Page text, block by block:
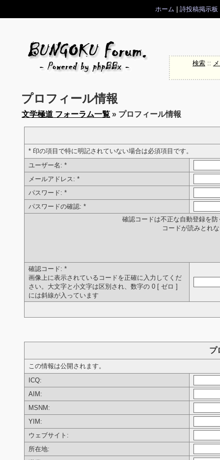
ホーム 詩投稿掲示板
検索::
プロフィール情報
文学極道 フォーラム一覧 » プロフィール情報
* 印の項目で特に明記されていない場合は必須項目です。
ユーザー名: *
メールアドレス: *
パスワード: *
パスワードの確認: *
確認コードは不正な自動登録を
コードが読みとれ
確認コード: *
画像上に表示されているコードを正確に入力してくだ
さい。大文字と小文字は区別され、数字の 0 [ ゼロ ]
には斜線が入っています
プ
この情報は公開されます。
ICQ:
AIM:
MSNM:
YIM:
ウェブサイト:
所在地: